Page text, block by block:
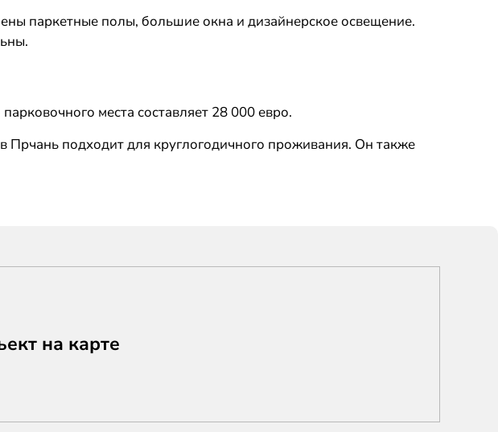
паркетные полы, большие окна и дизайнерское освещение.
места составляет 28 000 евро.
Прчань подходит для круглогодичного проживания. Он также
на карте